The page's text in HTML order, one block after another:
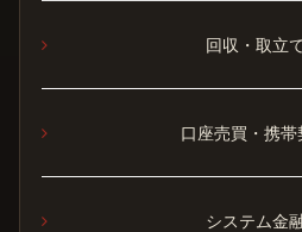
回収・取立
口座売買・携帯
システム金